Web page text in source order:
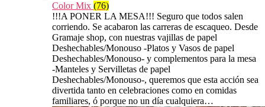
Color Mix (76)
!!!A PONER LA MESA!!! Seguro que todos salen
corriendo. Se acabaron las carreras de escaqueo. Desde
Gramaje shop, con nuestras vajillas de papel
Deshechables/Monouso -Platos y Vasos de papel
Deshechables/Monouso- y complementos para la mesa
-Manteles y Servilletas de papel
Deshechables/Monouso-, queremos que esta acción sea
divertida tanto en celebraciones como en comidas
familiares, ó porque no un día cualquiera…